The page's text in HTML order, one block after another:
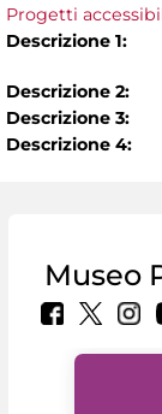
Progetti
Descrizione 1:
Descrizione 2:
Descrizione 3:
Descrizione 4:
Museo